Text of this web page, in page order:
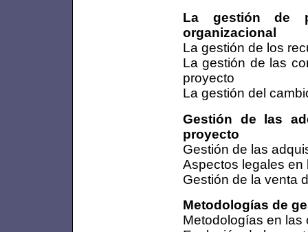
La gestión de
organizacional
La gestión de los
La gestión de las
proyecto
La gestión del
Gestión de las
proyecto
Gestión de las
Aspectos legales en
Gestión de la venta
Metodologías de
Metodologías en las